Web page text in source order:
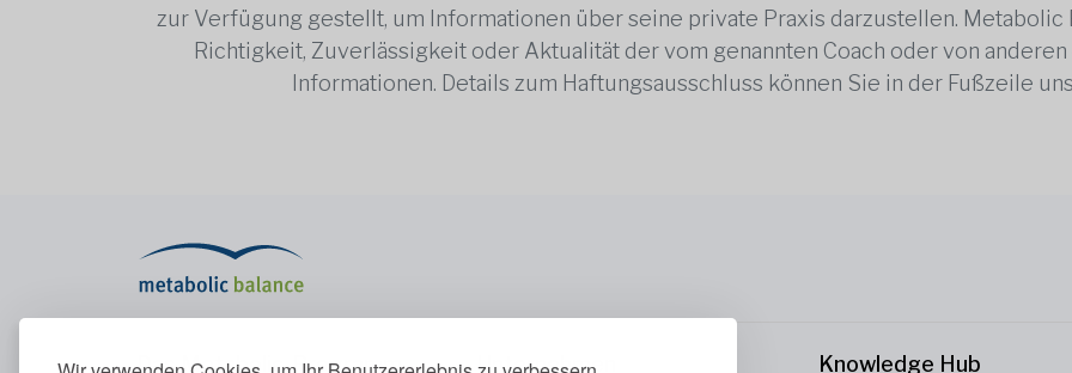
zur Verfügung gestellt, um Informationen über seine private Praxis darzustellen.
Richtigkeit, Zuverlässigkeit oder Aktualität der vom genannten Coach oder von
Informationen. Details zum Haftungsausschluss können Sie in der Fußzeile
Das Metabolic-Programm Unternehmen Knowledge Hub